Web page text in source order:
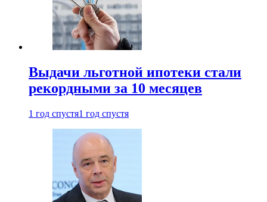
Выдачи льготной ипотеки стали
рекордными за 10 месяцев
1 год спустя1 год спустя